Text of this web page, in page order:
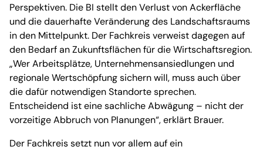
Perspektiven. Die BI stellt den Verlust von Ackerfläche
und die dauerhafte Veränderung des Landschaftsraums
in den Mittelpunkt. Der Fachkreis verweist dagegen auf
den Bedarf an Zukunftsflächen für die Wirtschaftsregion.
„Wer Arbeitsplätze, Unternehmensansiedlungen und
regionale Wertschöpfung sichern will, muss auch über
die dafür notwendigen Standorte sprechen.
Entscheidend ist eine sachliche Abwägung – nicht der
vorzeitige Abbruch von Planungen“, erklärt Brauer.
Der Fachkreis setzt nun vor allem auf ein